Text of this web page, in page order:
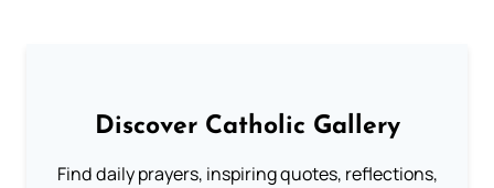
Discover Catholic Gallery
Find daily prayers, inspiring quotes, reflections,